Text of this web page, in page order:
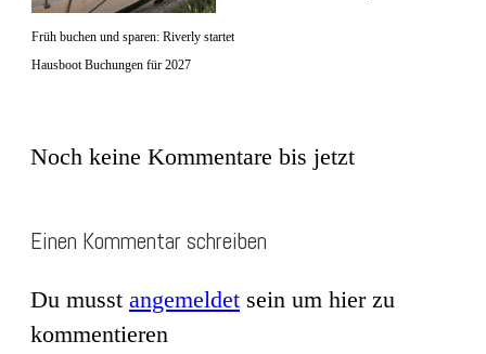
Früh buchen und sparen: Riverly startet
Hausboot Buchungen für 2027
Noch keine Kommentare bis jetzt
Einen Kommentar schreiben
Du musst angemeldet sein um hier zu
kommentieren